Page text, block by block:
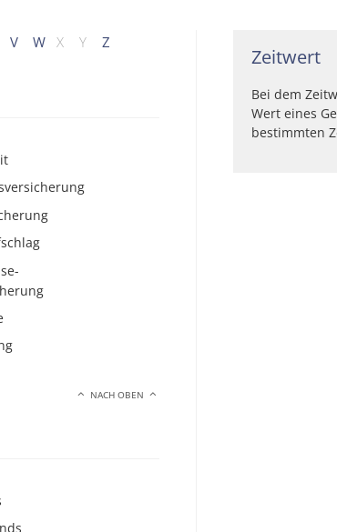
V W X Y Z
NACH OBEN
Zeitwert
Bei dem
Wert eines
bestimmten